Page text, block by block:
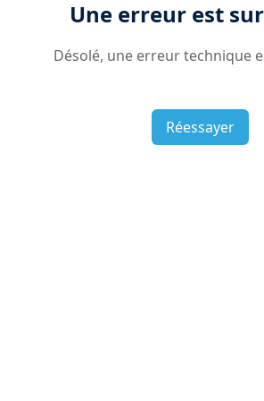
Une erreur est
Désolé, une erreur technique
Réessayer